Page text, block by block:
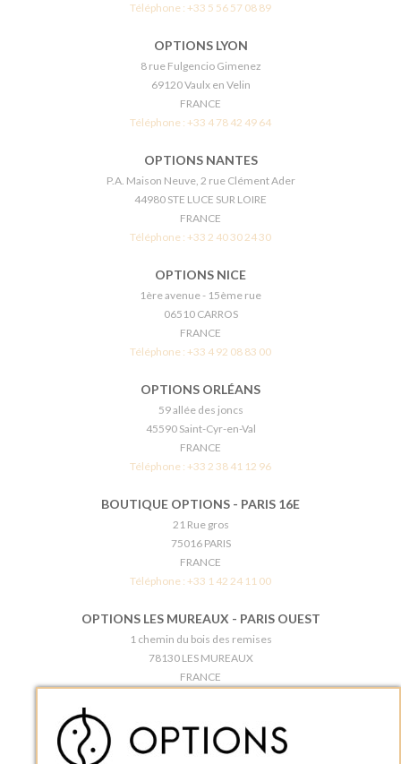
Téléphone : +33 5 56 57 08 89
OPTIONS LYON
8 rue Fulgencio Gimenez
69120 Vaulx en Velin
FRANCE
Téléphone : +33 4 78 42 49 64
OPTIONS NANTES
P.A. Maison Neuve, 2 rue Clément Ader
44980 STE LUCE SUR LOIRE
FRANCE
Téléphone : +33 2 40 30 24 30
OPTIONS NICE
1ère avenue - 15ème rue
06510 CARROS
FRANCE
Téléphone : +33 4 92 08 83 00
OPTIONS ORLÉANS
59 allée des joncs
45590 Saint-Cyr-en-Val
FRANCE
Téléphone : +33 2 38 41 12 96
BOUTIQUE OPTIONS - PARIS 16E
21 Rue gros
75016 PARIS
FRANCE
Téléphone : +33 1 42 24 11 00
OPTIONS LES MUREAUX - PARIS OUEST
1 chemin du bois des remises
78130 LES MUREAUX
FRANCE
BOUTIQUE OPTIONS - PARIS 5E
5 quai de la tournelle